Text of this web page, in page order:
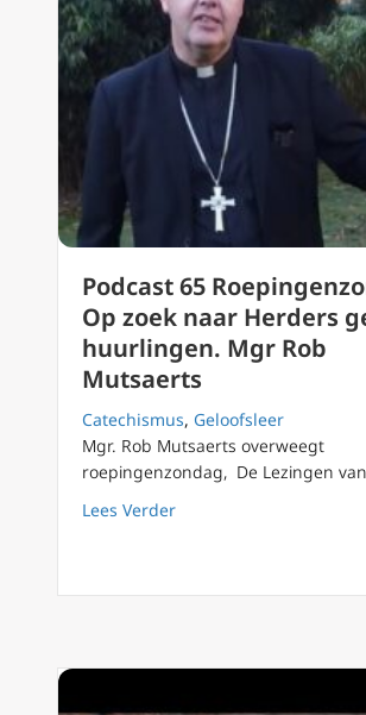
Podcast 65
Op zoek naar Herders
huurlingen. Mgr Rob
Mutsaerts
Catechismus, Geloofsleer
Mgr. Rob Mutsaerts overweegt
roepingenzondag, De Lezingen
Lees Verderabout Podcast 65